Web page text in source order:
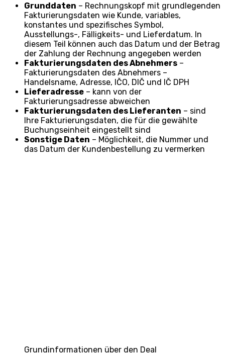
Grunddaten – Rechnungskopf mit grundlegenden
Fakturierungsdaten wie Kunde, variables,
konstantes und spezifisches Symbol,
Ausstellungs-, Fälligkeits- und Lieferdatum. In
diesem Teil können auch das Datum und der Betrag
der Zahlung der Rechnung angegeben werden
Fakturierungsdaten des Abnehmers –
Fakturierungsdaten des Abnehmers –
Handelsname, Adresse, IČO, DIČ und IČ DPH
Lieferadresse – kann von der
Fakturierungsadresse abweichen
Fakturierungsdaten des Lieferanten – sind
Ihre Fakturierungsdaten, die für die gewählte
Buchungseinheit eingestellt sind
Sonstige Daten – Möglichkeit, die Nummer und
das Datum der Kundenbestellung zu vermerken
Grundinformationen über den Deal